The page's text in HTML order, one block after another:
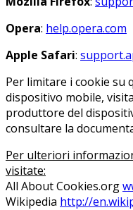
Opera: help.opera.com
Apple Safari:
Per limitare i cookie su
dispositivo mobile,
produttore del
consultare la
Per ulteriori
visitate:
All About Cookies.org
Wikipedia http://